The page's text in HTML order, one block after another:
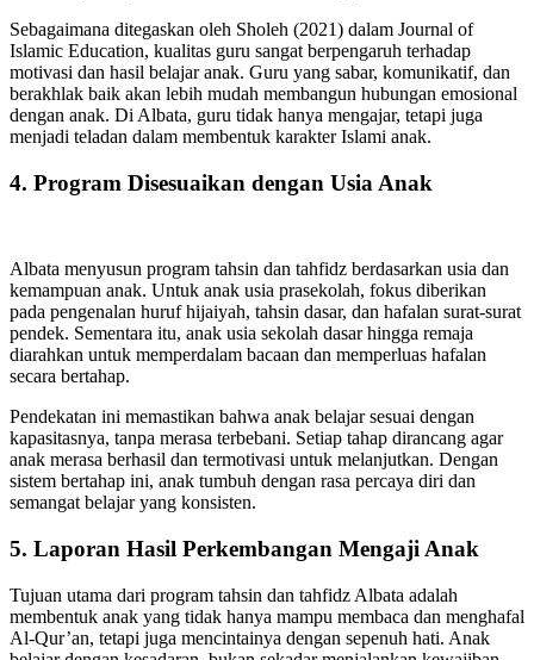
Sebagaimana ditegaskan oleh Sholeh (2021) dalam Journal of
Islamic Education, kualitas guru sangat berpengaruh terhadap
motivasi dan hasil belajar anak. Guru yang sabar, komunikatif, dan
berakhlak baik akan lebih mudah membangun hubungan emosional
dengan anak. Di Albata, guru tidak hanya mengajar, tetapi juga
menjadi teladan dalam membentuk karakter Islami anak.
4. Program Disesuaikan dengan Usia Anak
Albata menyusun program tahsin dan tahfidz berdasarkan usia dan
kemampuan anak. Untuk anak usia prasekolah, fokus diberikan
pada pengenalan huruf hijaiyah, tahsin dasar, dan hafalan surat-surat
pendek. Sementara itu, anak usia sekolah dasar hingga remaja
diarahkan untuk memperdalam bacaan dan memperluas hafalan
secara bertahap.
Pendekatan ini memastikan bahwa anak belajar sesuai dengan
kapasitasnya, tanpa merasa terbebani. Setiap tahap dirancang agar
anak merasa berhasil dan termotivasi untuk melanjutkan. Dengan
sistem bertahap ini, anak tumbuh dengan rasa percaya diri dan
semangat belajar yang konsisten.
5. Laporan Hasil Perkembangan Mengaji Anak
Tujuan utama dari program tahsin dan tahfidz Albata adalah
membentuk anak yang tidak hanya mampu membaca dan menghafal
Al-Qur’an, tetapi juga mencintainya dengan sepenuh hati. Anak